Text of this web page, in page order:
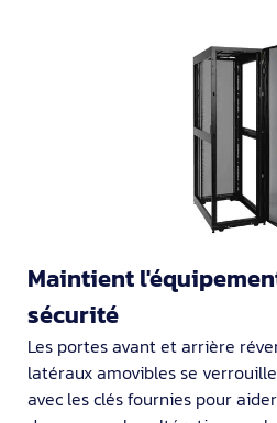
Maintient
sécurité
Les portes avant et arrière
latéraux amovibles se
avec les clés fournies pour